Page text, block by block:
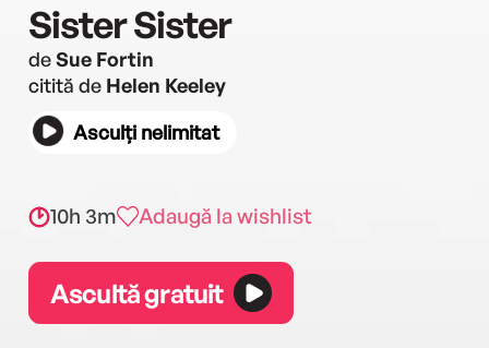
Sister Sister
deSue Fortin
citită de Helen Keeley
Asculți nelimitat
10h 3m Adaugă la wishlist
Ascultă gratuit